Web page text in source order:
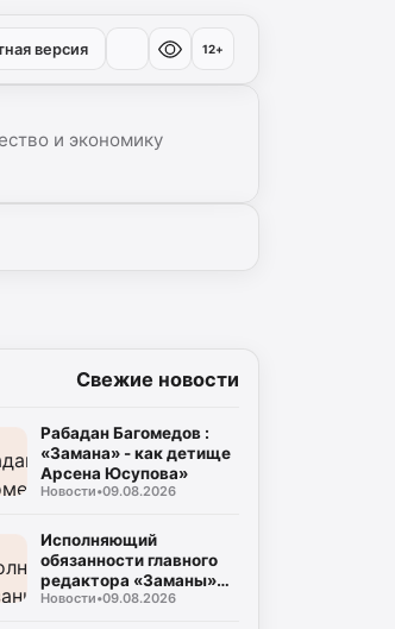
версия 12+
и экономику
Свежие новости
Рабадан Багомедов :
«Замана» - как детище
Арсена Юсупова»
Новости•09.08.2026
Исполняющий
обязанности главного
редактора «Заманы»
Рабадан Багомедов
Новости•09.08.2026